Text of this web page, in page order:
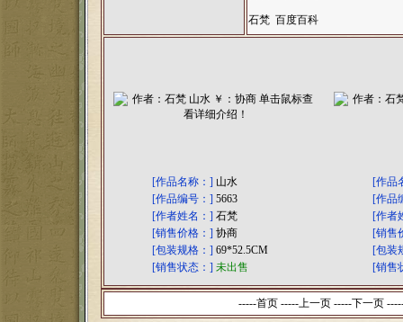
石梵 百度百科
[作品名称：] 山水
[作品编号：] 5663
[作者姓名：] 石梵
[销售价格：] 协商
[包装规格：] 69*52.5CM
[销售状态：] 未出售
[作品
[作品
[作者
[销售
[包装
[销售
-----首页 -----上一页 -----下一页